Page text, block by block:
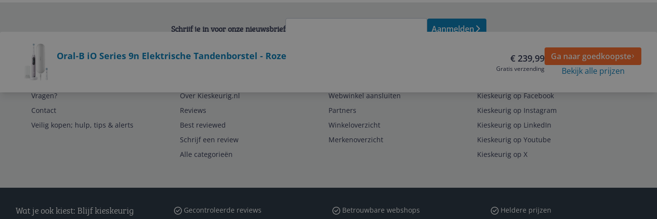
Oral-B iO Series 9n Elektrische Tandenborstel - Roze € 239,99
Gratis verzending
Ga naar goedkoopste
Bekijk alle prijzen
Schrijf je in voor onze nieuwsbrief Aanmelden
Service
Vragen?
Contact
Veilig kopen; hulp, tips & alerts
Over Kieskeurig.nl
Reviews
Best reviewed
Schrijf een review
Alle categorieën
Webwinkel aansluiten
Partners
Winkeloverzicht
Merkenoverzicht
Kieskeurig op Facebook
Kieskeurig op Instagram
Kieskeurig op LinkedIn
Kieskeurig op Youtube
Kieskeurig op X
Wat je ook kiest: Blijf kieskeurig Gecontroleerde reviews Betrouwbare webshops Heldere prijzen